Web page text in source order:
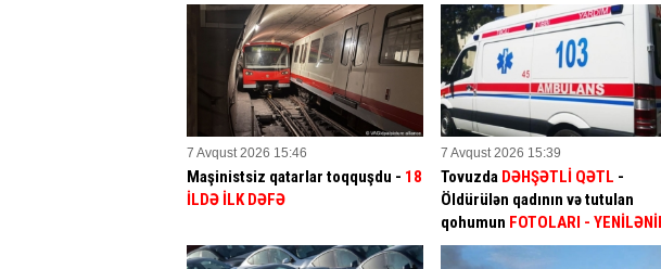
7 Avqust 2026 15:46
Maşinistsiz qatarlar toqquşdu - 18
İLDƏ İLK DƏFƏ
7 Avqust 2026 15:39
Tovuzda DƏHŞƏTLİ QƏTL -
Öldürülən qadının və tutulan
qohumun FOTOLARI -